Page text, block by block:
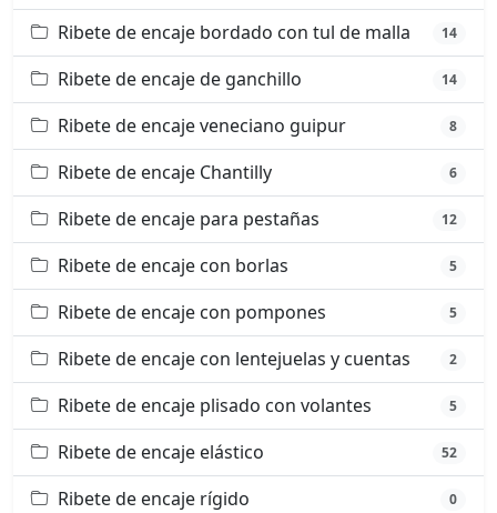
Ribete de encaje bordado con tul de malla 14
Ribete de encaje de ganchillo 14
Ribete de encaje veneciano guipur 8
Ribete de encaje Chantilly 6
Ribete de encaje para pestañas 12
Ribete de encaje con borlas 5
Ribete de encaje con pompones 5
Ribete de encaje con lentejuelas y cuentas 2
Ribete de encaje plisado con volantes 5
Ribete de encaje elástico 52
Ribete de encaje rígido 0